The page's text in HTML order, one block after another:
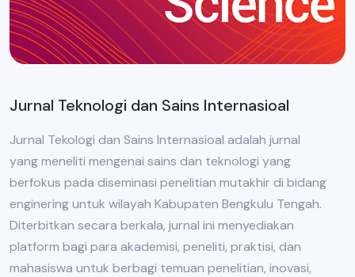
Jurnal Teknologi dan Sains Internasioal
Jurnal Tekologi dan Sains Internasioal adalah jurnal
yang meneliti mengenai sains dan teknologi yang
berfokus pada diseminasi penelitian mutakhir di bidang
enginering untuk wilayah Kabupaten Bengkulu Tengah.
Diterbitkan secara berkala, jurnal ini menyediakan
platform bagi para akademisi, peneliti, praktisi, dan
mahasiswa untuk berbagi temuan penelitian, inovasi,